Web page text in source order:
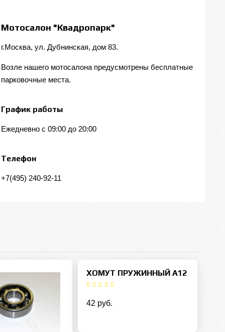
Мотосалон "Квадропарк"
г.Москва, ул. Дубнинская, дом 83.
Возле нашего мотосалона предусмотрены бесплатные
парковочные места.
График работы
Ежедневно с 09:00 до 20:00
Телефон
+7(495) 240-92-11
ХОМУТ ПРУЖИННЫЙ А12
42 руб.